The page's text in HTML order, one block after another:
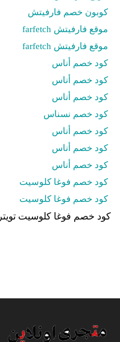
كوبون خصم فارفيتش
موقع فارفيتش farfetch
موقع فارفيتش farfetch
كود خصم أناس
كود خصم أناس
كود خصم أناس
كود خصم نسناس
كود خصم أناس
كود خصم أناس
كود خصم أناس
كود خصم فوغا كلوسيت
كود خصم فوغا كلوسيت
كود خصم فوغا كلوسيت تويتر